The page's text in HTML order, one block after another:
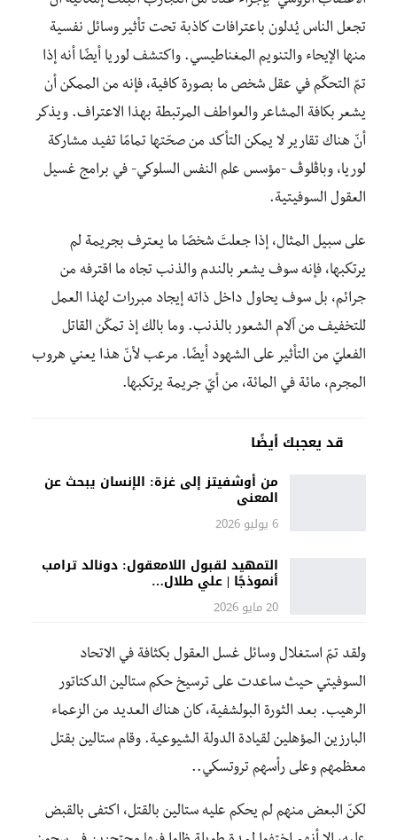
تجعل الناس يُدلون باعترافات كاذبة تحت تأثير وسائل نفسية
منها الإيحاء والتنويم المغناطيسي. واكتشف لوريا أيضًا أنه إذا
تمّ التحكّم في عقل شخص ما بصورة كافية، فإنه من الممكن أن
يشعر بكافة المشاعر والعواطف المرتبطة بهذا الاعتراف. ويذكر
أنّ هناك تقارير لا يمكن التأكد من صحّتها تمامًا تفيد مشاركة
لوريا، وباڤلوڤ -مؤسس علم النفس السلوكي- في برامج غسيل
العقول السوفيتية.
على سبيل المثال، إذا جعلتَ شخصًا ما يعترف بجريمة لم
يرتكبها، فإنه سوف يشعر بالندم والذنب تجاه ما اقترفه من
جرائم، بل سوف يحاول داخل ذاته إيجاد مبررات لهذا العمل
للتخفيف من آلام الشعور بالذنب. وما بالك إذ تمكّن القاتل
الفعليّ من التأثير على الشهود أيضًا. مرعب لأنّ هذا يعني هروب
المجرم، مائة في المائة، من أيّ جريمة يرتكبها.
قد يعجبك أيضًا
من أوشفيتز إلى غزة: الإنسان يبحث عن
المعنى
6 يوليو 2026
التمهيد لقبول اللامعقول: دونالد ترامب
أنموذجًا | علي طلال…
20 مايو 2026
ولقد تمّ استغلال وسائل غسل العقول بكثافة في الاتحاد
السوفيتي حيث ساعدت على ترسيخ حكم ستالين الدكتاتور
الرهيب. بعد الثورة البولشفية، كان هناك العديد من الزعماء
البارزين المؤهلين لقيادة الدولة الشيوعية. وقام ستالين بقتل
معظمهم وعلى رأسهم تروتسكي..
لكنّ البعض منهم لم يحكم عليه ستالين بالقتل، اكتفى بالقبض